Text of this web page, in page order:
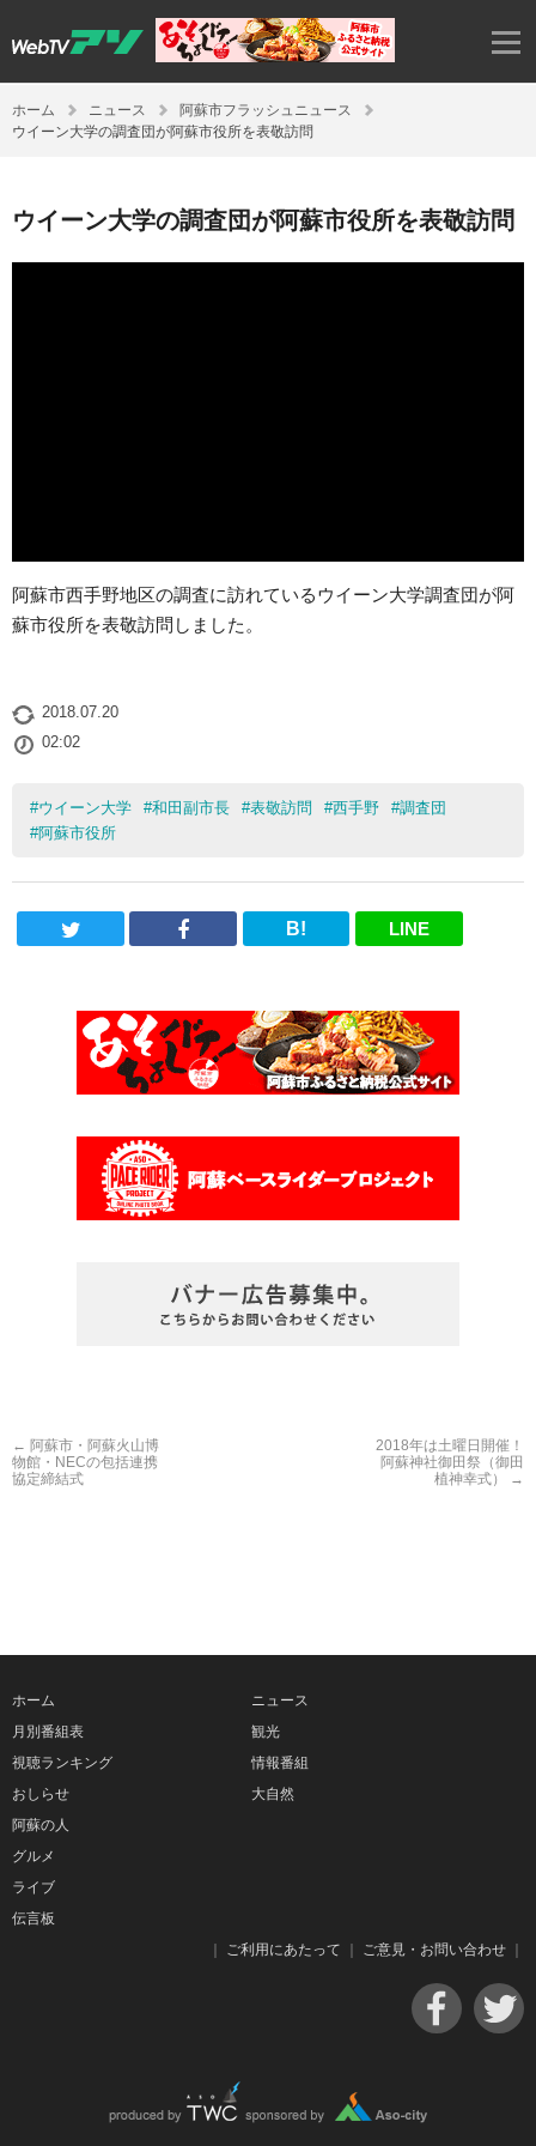
ホーム ニュース
阿蘇市フラッシュニュース
ウイーン大学の調査団が阿蘇市役所を表敬訪問
ウイーン大学の調査団が阿蘇市役所を表敬訪問
阿蘇市西手野地区の調査に訪れているウイーン大学調査団が阿
蘇市役所を表敬訪問しました。
2018.07.20
02:02
#ウイーン大学 #和田副市長 #表敬訪問 #西手野 #調査団
#阿蘇市役所
B! LINE
← 阿蘇市・阿蘇火山博
物館・NECの包括連携
協定締結式
2018年は土曜日開催！
阿蘇神社御田祭（御田
植神幸式）
→
ホーム
月別番組表
視聴ランキング
おしらせ
ニュース
観光
情報番組
大自然
阿蘇の人
グルメ
ライブ
伝言板
ご利用にあたって ご意見・お問い合わせ